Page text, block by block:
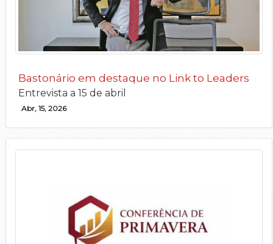
Bastonário em destaque no Link to Leaders
Entrevista a 15 de abril
Abr, 15, 2026